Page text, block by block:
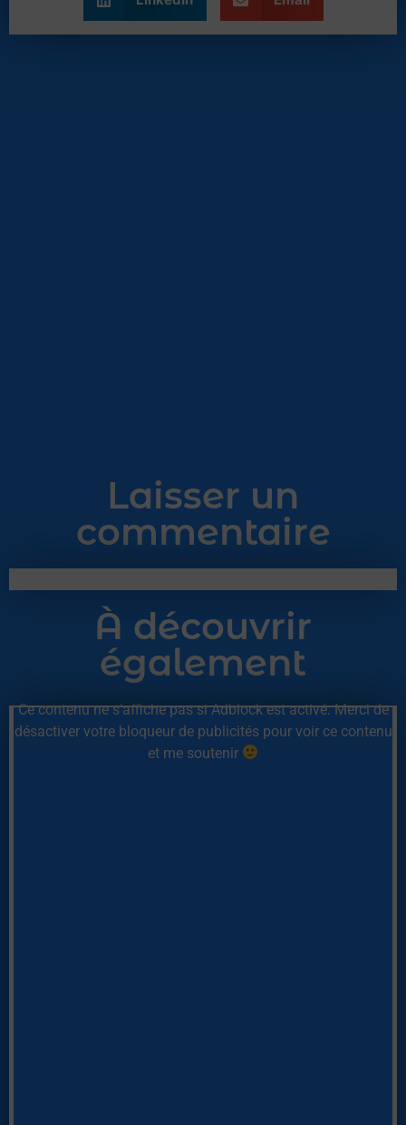
Laisser un
commentaire
À découvrir
également
Ce contenu ne s’affiche pas si Adblock est activé. Merci de
désactiver votre bloqueur de publicités pour voir ce contenu
et me soutenir